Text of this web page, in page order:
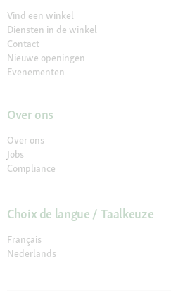
Vind een winkel
Diensten in de winkel
Contact
Nieuwe openingen
Evenementen
Over ons
Over ons
Jobs
Compliance
Choix de langue / Taalkeuze
Français
Nederlands